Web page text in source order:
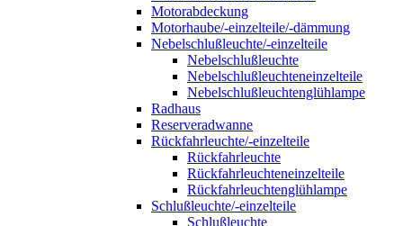
Motorabdeckung
Motorhaube/-einzelteile/-dämmung
Nebelschlußleuchte/-einzelteile
Nebelschlußleuchte
Nebelschlußleuchteneinzelteile
Nebelschlußleuchtenglühlampe
Radhaus
Reserveradwanne
Rückfahrleuchte/-einzelteile
Rückfahrleuchte
Rückfahrleuchteneinzelteile
Rückfahrleuchtenglühlampe
Schlußleuchte/-einzelteile
Schlußleuchte